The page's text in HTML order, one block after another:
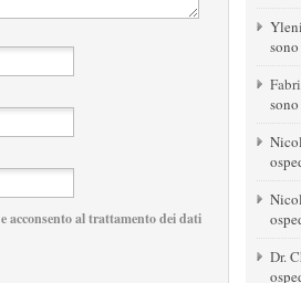
e acconsento al trattamento dei dati
Dr.